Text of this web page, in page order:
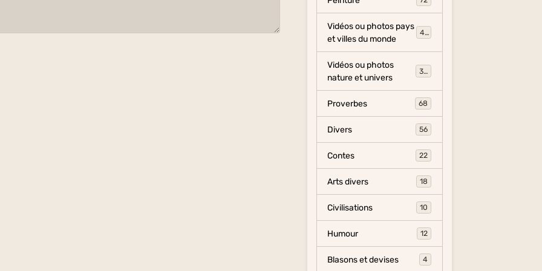
Vidéos ou photos pays
et villes du monde
454
Vidéos ou photos
nature et univers
325
Proverbes 68
Divers 56
Contes 22
Arts divers 18
Civilisations 10
Humour 12
Blasons et devises 4